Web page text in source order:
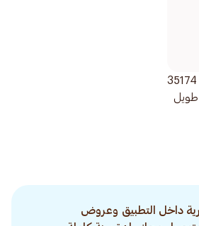
بيلاوجي كيس أفير كريمي 35174
طويل
داخل التطبيق وعروض